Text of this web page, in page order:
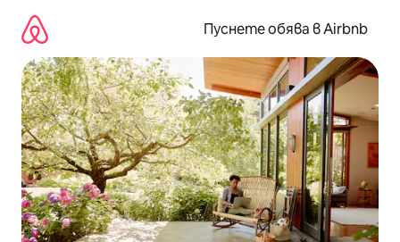
съдържанието
Пуснете обява в Airbnb